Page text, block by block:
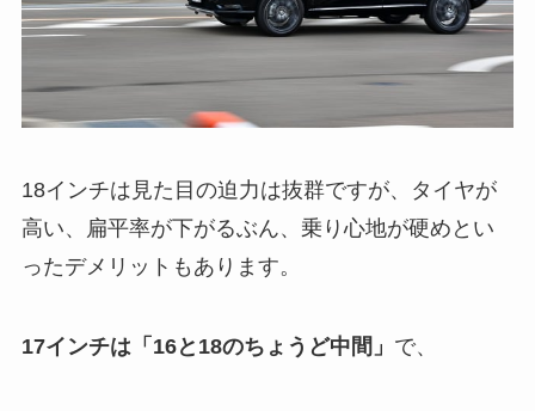
18インチは見た目の迫力は抜群ですが、タイヤが
高い、扁平率が下がるぶん、乗り心地が硬めとい
ったデメリットもあります。
17インチは「16と18のちょうど中間」 で、